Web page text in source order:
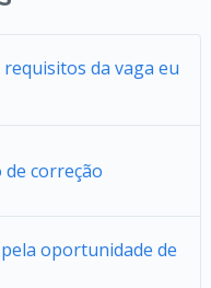
da vaga eu
correção
oportunidade de